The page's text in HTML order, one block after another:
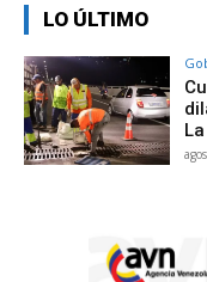
LO ÚLTIMO